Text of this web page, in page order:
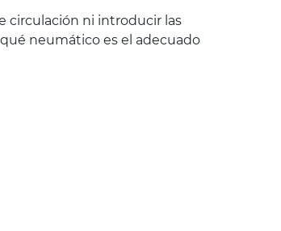
circulación ni introducir las
neumático es el adecuado